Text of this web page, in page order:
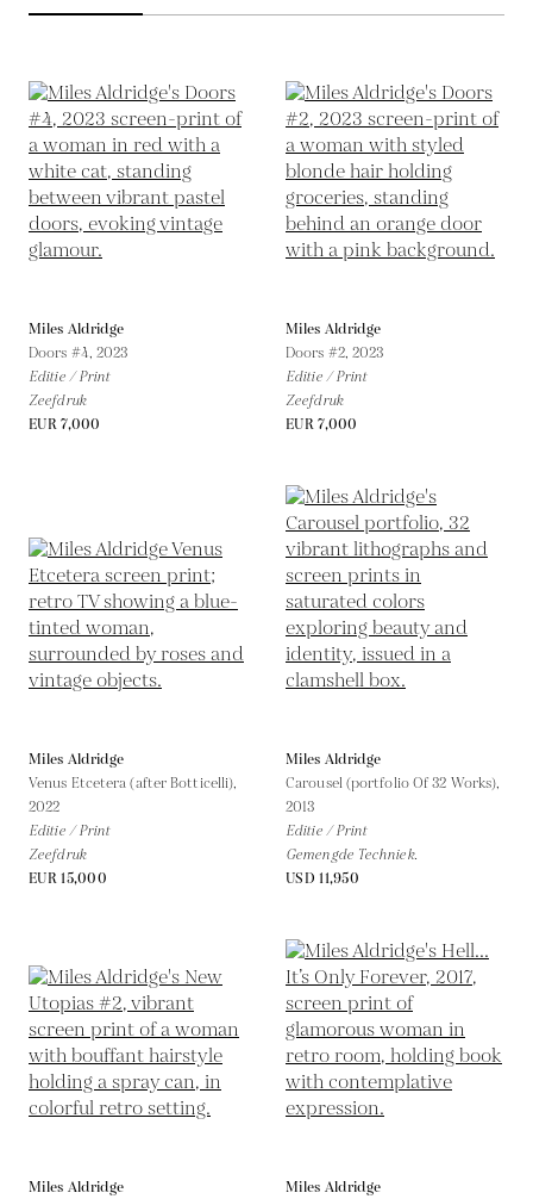
Miles Aldridge
Doors #4, 2023
Editie / Print
Zeefdruk
EUR 7,000
Miles Aldridge
Doors #2, 2023
Editie / Print
Zeefdruk
EUR 7,000
Miles Aldridge
Venus Etcetera (after Botticelli),
2022
Editie / Print
Zeefdruk
EUR 15,000
Miles Aldridge
Carousel (portfolio Of 32 Works),
2013
Editie / Print
Gemengde Techniek.
USD 11,950
Miles Aldridge
Miles Aldridge